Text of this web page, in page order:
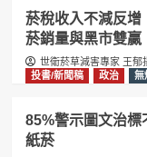
菸稅收入不減反
菸銷量與黑市雙贏
世衛菸草減害專家 王郁
投書/新聞稿
政治 無
85%警示圖文治
紙菸